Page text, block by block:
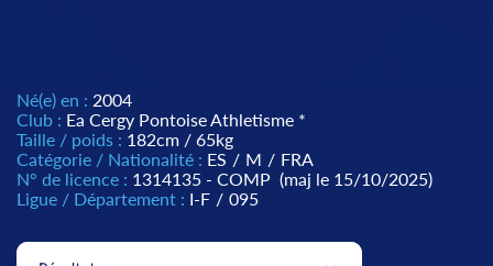
Né(e) en : 2004
Club : Ea Cergy Pontoise Athletisme *
Taille / poids : 182cm / 65kg
Catégorie / Nationalité : ES / M / FRA
N° de licence : 1314135 - COMP (maj le 15/10/2025)
Ligue / Département : I-F / 095